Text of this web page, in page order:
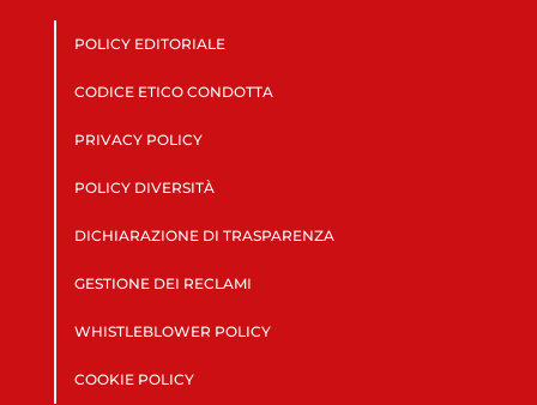
POLICY EDITORIALE
CODICE ETICO CONDOTTA
PRIVACY POLICY
POLICY DIVERSITÀ
DICHIARAZIONE DI TRASPARENZA
GESTIONE DEI RECLAMI
WHISTLEBLOWER POLICY
COOKIE POLICY